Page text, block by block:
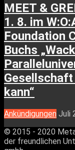
MEET &
1. 8. im
Foundation
Buchs
kann“
Ankündigungen Juli
© 2015 - 2020
der freundlichen